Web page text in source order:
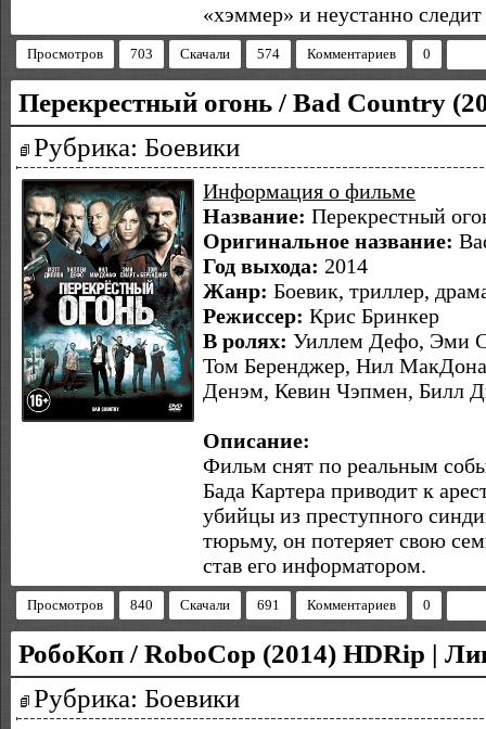
«хэммер» и неустанно
Просмотров 703 Скачали 574 Комментариев 0
Перекрестный огонь / Bad Country
Рубрика: Боевики
Информация о фильме
Название: Перекрестный
Оригинальное название:
Год выхода: 2014
Жанр: Боевик, триллер,
Режиссер: Крис Бринкер
В ролях: Уиллем Дефо, Эми
Том Беренджер, Нил
Денэм, Кевин Чэпмен, Билл
Описание:
Фильм снят по реальным
Бада Картера приводит к
убийцы из преступного
тюрьму, он потеряет свою
став его информатором.
Просмотров 840 Скачали 691 Комментариев 0
РобоКоп / RoboCop (2014) HDRip |
Рубрика: Боевики